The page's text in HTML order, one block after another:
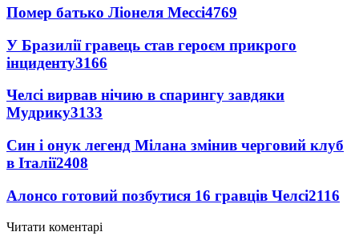
Помер батько Ліонеля Мессі4769
У Бразилії гравець став героєм прикрого
інциденту3166
Челсі вирвав нічию в спарингу завдяки
Мудрику3133
Син і онук легенд Мілана змінив черговий клуб
в Італії2408
Алонсо готовий позбутися 16 гравців Челсі2116
Читати коментарі